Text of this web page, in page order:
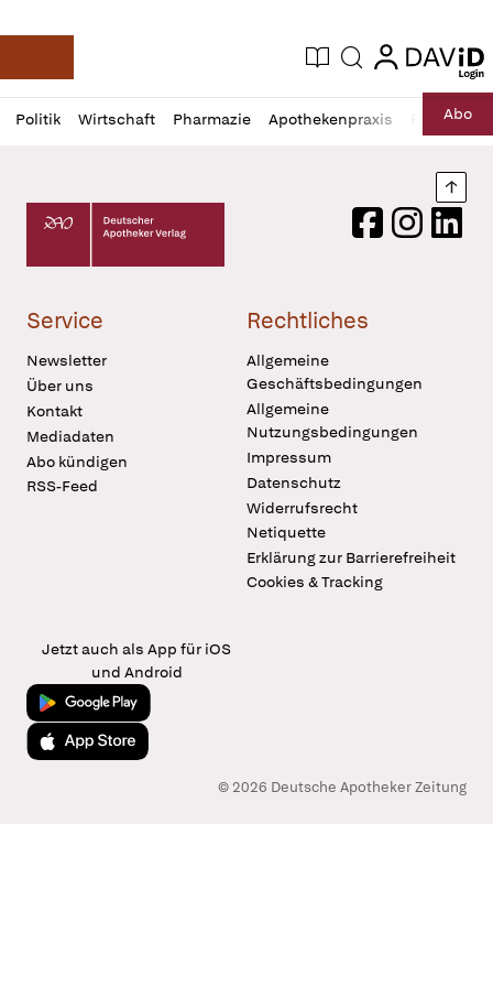
Deutsche Apotheker Zeitung
Aktuelle Ausgabe
Suche login
login
Politik Wirtschaft Pharmazie Apothekenpraxis RechtAbo
Profil
öffnen
Daz
Pur
Deutscher Apotheker Verlag Logo
FacebookInstagram
Service
Newsletter
Über uns
Kontakt
Mediadaten
Abo kündigen
RSS-Feed
Rechtliches
Allgemeine
Geschäftsbedingungen
Allgemeine
Nutzungsbedingungen
Impressum
Datenschutz
Widerrufsrecht
Netiquette
Erklärung zur Barrierefreiheit
Cookies & Tracking
Jetzt auch als App für iOS
und Android
Jetzt bei Google Play
Laden im App Store
© 2026 Deutsche Apotheker Zeitung